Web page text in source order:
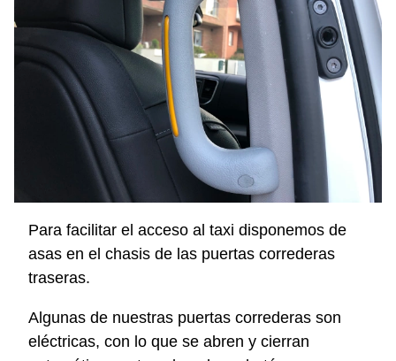
Para facilitar el acceso al taxi disponemos de
asas en el chasis de las puertas correderas
traseras.
Algunas de nuestras puertas correderas son
eléctricas, con lo que se abren y cierran